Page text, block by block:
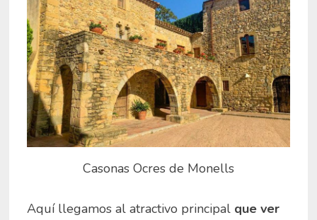
Casonas Ocres de Monells
Aquí llegamos al atractivo principal que ver